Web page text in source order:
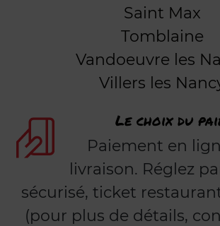
Saint Max
Tomblaine
Vandoeuvre les
Villers les
Le choix du
Paiement en
livraison. Réglez
sécurisé, ticket
(pour plus de détails,